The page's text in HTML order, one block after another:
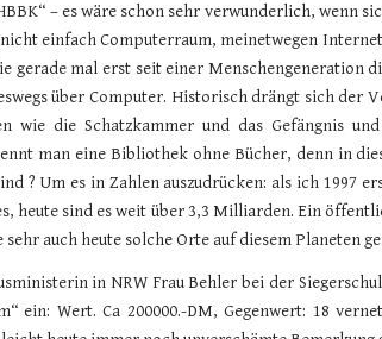
– es wäre schon sehr verwunderlich, wenn
einfach Computerraum, meinetwegen
gerade mal erst seit einer Menschengeneration
über Computer. Historisch drängt sich
wie die Schatzkammer und das Gefängnis
man eine Bibliothek ohne Bücher, denn in
? Um es in Zahlen auszudrücken: als ich 1997
heute sind es weit über 3,3 Milliarden. Ein
auch heute solche Orte auf diesem Planeten
in NRW Frau Behler bei der
ein: Wert. Ca 200000.-DM, Gegenwert: 18